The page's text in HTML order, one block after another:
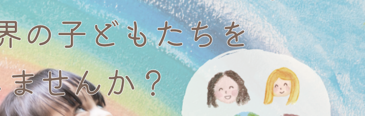
の子どもたちを
せんか？